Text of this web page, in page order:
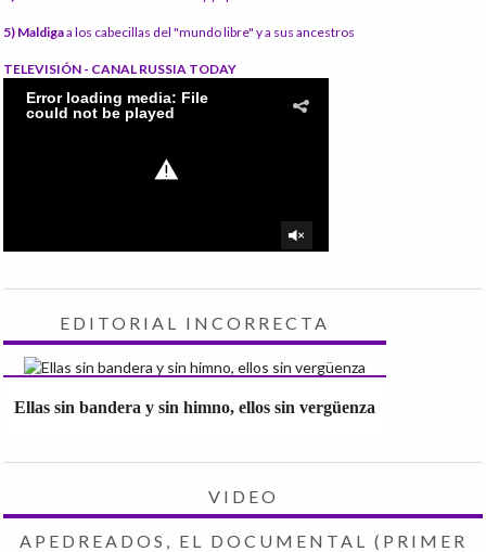
5) Maldigaa los cabecillas del "mundo libre" y a sus ancestros
TELEVISIÓN - CANAL RUSSIA TODAY
EDITORIAL INCORRECTA
Ellas sin bandera y sin himno, ellos sin vergüenza
VIDEO
APEDREADOS, EL DOCUMENTAL (PRIMER